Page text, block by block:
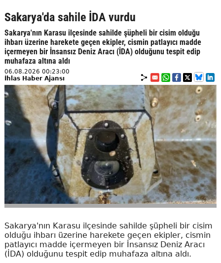
Sakarya'da sahile İDA vurdu
Sakarya'nın Karasu ilçesinde sahilde şüpheli bir cisim olduğu
ihbarı üzerine harekete geçen ekipler, cismin patlayıcı madde
içermeyen bir İnsansız Deniz Aracı (İDA) olduğunu tespit edip
muhafaza altına aldı
06.08.2026 00:23:00
İhlas Haber Ajansı
Sakarya'nın Karasu ilçesinde sahilde şüpheli bir cisim
olduğu ihbarı üzerine harekete geçen ekipler, cismin
patlayıcı madde içermeyen bir İnsansız Deniz Aracı
(İDA) olduğunu tespit edip muhafaza altına aldı.